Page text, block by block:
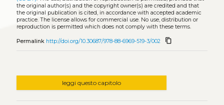
the original author(s) and the copyright owner(s) are credited and that
the original publication is cited, in accordance with accepted academic
practice. The license allows for commercial use. No use, distribution or
reproduction is permitted which does not comply with these terms.
Permalink http://doi.org/10.30687/978-88-6969-519-3/002 content_copy
leggi questo capitolo